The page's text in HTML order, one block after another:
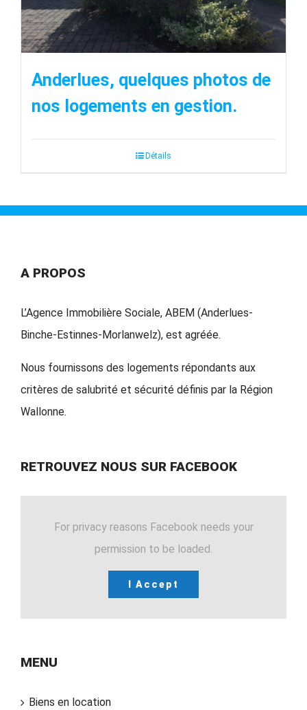
Anderlues, quelques photos de
nos logements en gestion.
Détails
A PROPOS
L’Agence Immobilière Sociale, ABEM (Anderlues-
Binche-Estinnes-Morlanwelz), est agréée.
Nous fournissons des logements répondants aux
critères de salubrité et sécurité définis par la Région
Wallonne.
RETROUVEZ NOUS SUR FACEBOOK
For privacy reasons Facebook needs your
permission to be loaded.
I Accept
MENU
Biens en location